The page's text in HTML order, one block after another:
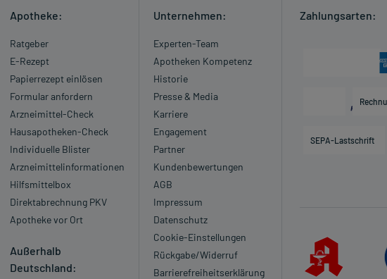
Apotheke:
Ratgeber
E-Rezept
Papierrezept einlösen
Formular anfordern
Arzneimittel-Check
Hausapotheken-Check
Individuelle Blister
Arzneimittelinformationen
Hilfsmittelbox
Direktabrechnung PKV
Apotheke vor Ort
Außerhalb
Deutschland:
Unternehmen:
Experten-Team
Apotheken Kompetenz
Historie
Presse & Media
Karriere
Engagement
Partner
Kundenbewertungen
AGB
Impressum
Datenschutz
Cookie-Einstellungen
Rückgabe/Widerruf
Barrierefreiheitserklärung
Zahlungsarten:
SEPA-Lastschrift